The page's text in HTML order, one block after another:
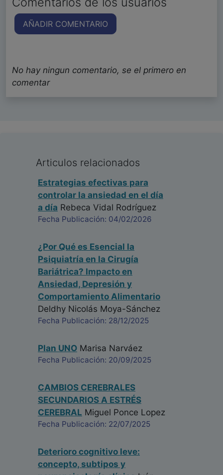
AÑADIR COMENTARIO
No hay ningun comentario, se el primero en
comentar
Articulos relacionados
Estrategias efectivas para
controlar la ansiedad en el día
a día Rebeca Vidal Rodríguez
Fecha Publicación: 04/02/2026
¿Por Qué es Esencial la
Psiquiatría en la Cirugía
Bariátrica? Impacto en
Ansiedad, Depresión y
Comportamiento Alimentario
Deldhy Nicolás Moya-Sánchez
Fecha Publicación: 28/12/2025
Plan UNO Marisa Narváez
Fecha Publicación: 20/09/2025
CAMBIOS CEREBRALES
SECUNDARIOS A ESTRÉS
CEREBRAL Miguel Ponce Lopez
Fecha Publicación: 22/07/2025
Deterioro cognitivo leve:
concepto, subtipos y